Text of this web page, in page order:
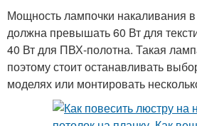
Мощность лампочки накаливания в
должна превышать 60 Вт для
40 Вт для ПВХ-полотна. Такая
поэтому стоит останавливать
моделях или монтировать